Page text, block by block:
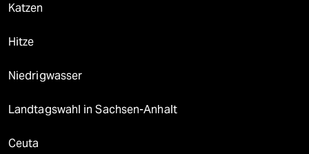
Katzen
Hitze
Niedrigwasser
Landtagswahl in Sachsen-Anhalt
Ceuta